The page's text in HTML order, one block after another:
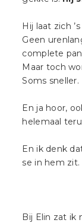
Hij laat zich
Geen
complete
Maar toch
Soms sneller.
En ja hoor,
helemaal
En ik denk
se in hem zit.
Bij Elin zat ik